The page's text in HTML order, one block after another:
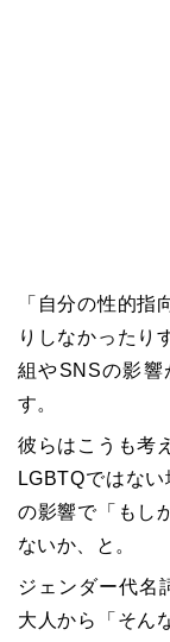
「自分の性的指
りしなかったり
組やSNSの影響
す。
彼らはこうも考
LGBTQではな
の影響で「もし
ないか、と。
ジェンダー代名
大人から「そん